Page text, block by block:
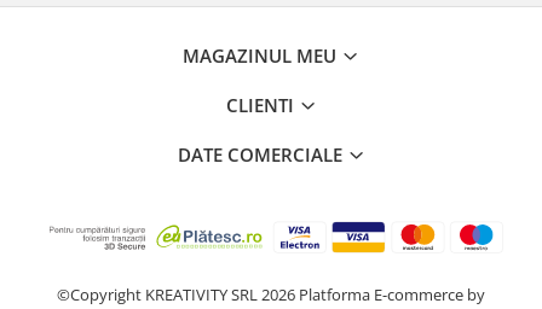
MAGAZINUL MEU
CLIENTI
DATE COMERCIALE
©Copyright KREATIVITY SRL 2026 Platforma E-commerce by